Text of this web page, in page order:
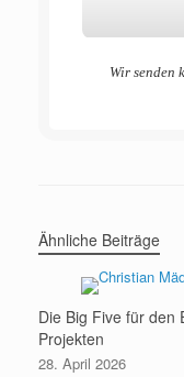
Wir senden
Ähnliche Beiträge
Die Big Five für den
Projekten
28. April 2026